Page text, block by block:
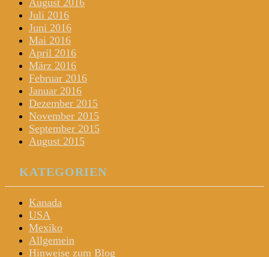
August 2016
Juli 2016
Juni 2016
Mai 2016
April 2016
März 2016
Februar 2016
Januar 2016
Dezember 2015
November 2015
September 2015
August 2015
KATEGORIEN
Kanada
USA
Mexiko
Allgemein
Hinweise zum Blog